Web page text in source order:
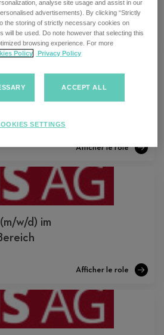
(m/w/d) im
w/d) im
analyse site usage and assist in our
advertisements). By clicking “Strictly
the storing of strictly necessary cookies on
will be used. Do note however that selecting this
browsing experience. For more
Policy Privacy Policy
ACCEPT ALL
SETTINGS